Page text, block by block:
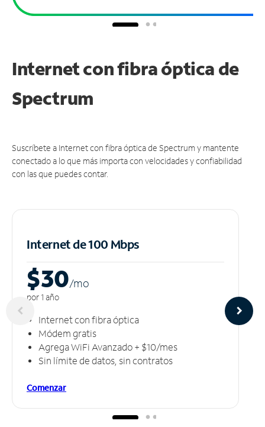
Internet con fibra óptica de
Spectrum
Suscríbete a Internet con fibra óptica de Spectrum y mantente
conectado a lo que más importa con velocidades y confiabilidad
con las que puedes contar.
Internet de 100 Mbps
$30/mo
por 1 año
Internet con fibra óptica
Módem gratis
Agrega WiFi Avanzado + $10/mes
Sin límite de datos, sin contratos
Comenzar